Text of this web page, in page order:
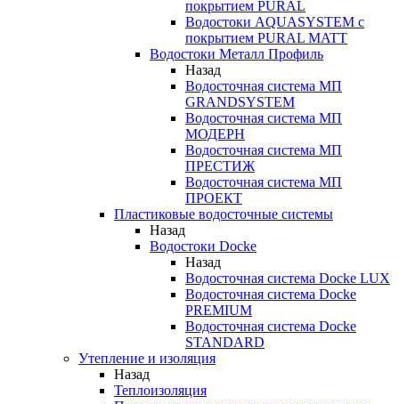
покрытием PURAL
Водостоки AQUASYSTEM с
покрытием PURAL MATT
Водостоки Металл Профиль
Назад
Водосточная система МП
GRANDSYSTEM
Водосточная система МП
МОДЕРН
Водосточная система МП
ПРЕСТИЖ
Водосточная система МП
ПРОЕКТ
Пластиковые водосточные системы
Назад
Водостоки Docke
Назад
Водосточная система Docke LUX
Водосточная система Docke
PREMIUM
Водосточная система Docke
STANDARD
Утепление и изоляция
Назад
Теплоизоляция